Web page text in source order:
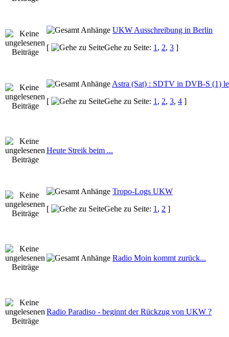
UKW Ausschreibung in Berlin
[
Gehe zu Seite: 1 , 2, 3 ]
Astra (Sat) : SDTV in DVB-S (1)
[
Gehe zu Seite: 1 , 2, 3, 4 ]
Heute Streik beim ...
Tropo-Logs UKW
[
Gehe zu Seite: 1 , 2 ]
Radio Moin kommt zurück...
Radio Paradiso - beginnt der Rückzug von UKW ?